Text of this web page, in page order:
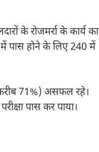
के रोजमर्रा के कार्य का
पास होने के लिए 240 में
71%) असफल रहे।
पास कर पाया।